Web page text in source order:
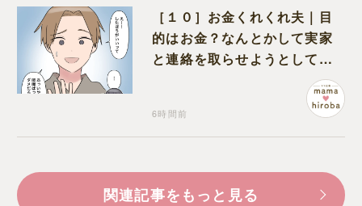
［１０］お金くれくれ夫｜目
的はお金？なんとかして実家
と連絡を取らせようとしてく
6時間前
関連記事をもっと見る